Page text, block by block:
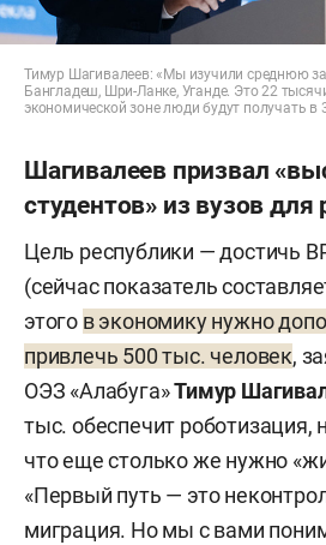
Тимур Шагивалеев: «Мы изучили среднюю
Бангладеш, Шри-Ланке, Уганде. Это 22
экономической зоне люди будут получать в
Шагивалеев призвал
студентов» из вузов для
Цель республики — достичь
(сейчас показатель
этого в экономику нужно
привлечь 500 тыс. человек,
ОЭЗ «Алабуга»Тимур
тыс. обеспечит роботизация,
что еще столько же нужно
«Первый путь — это
миграция. Но мы с вами